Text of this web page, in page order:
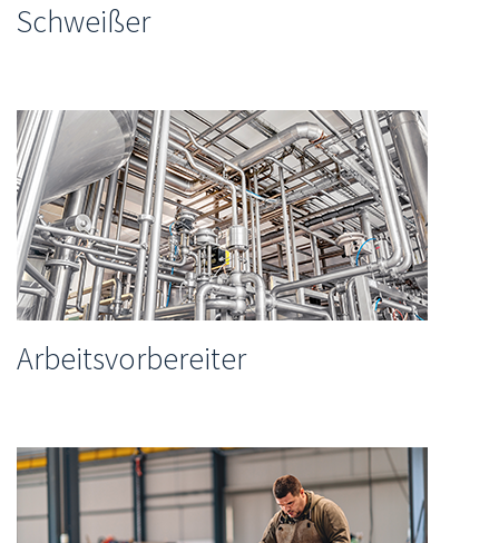
Schweißer
Arbeitsvorbereiter